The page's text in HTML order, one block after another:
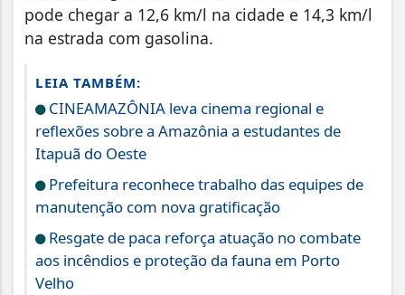
pode chegar a 12,6 km/l na cidade e 14,3 km/l
na estrada com gasolina.
LEIA TAMBÉM:
CINEAMAZÔNIA leva cinema regional e
reflexões sobre a Amazônia a estudantes de
Itapuã do Oeste
Prefeitura reconhece trabalho das equipes de
manutenção com nova gratificação
Resgate de paca reforça atuação no combate
aos incêndios e proteção da fauna em Porto
Velho